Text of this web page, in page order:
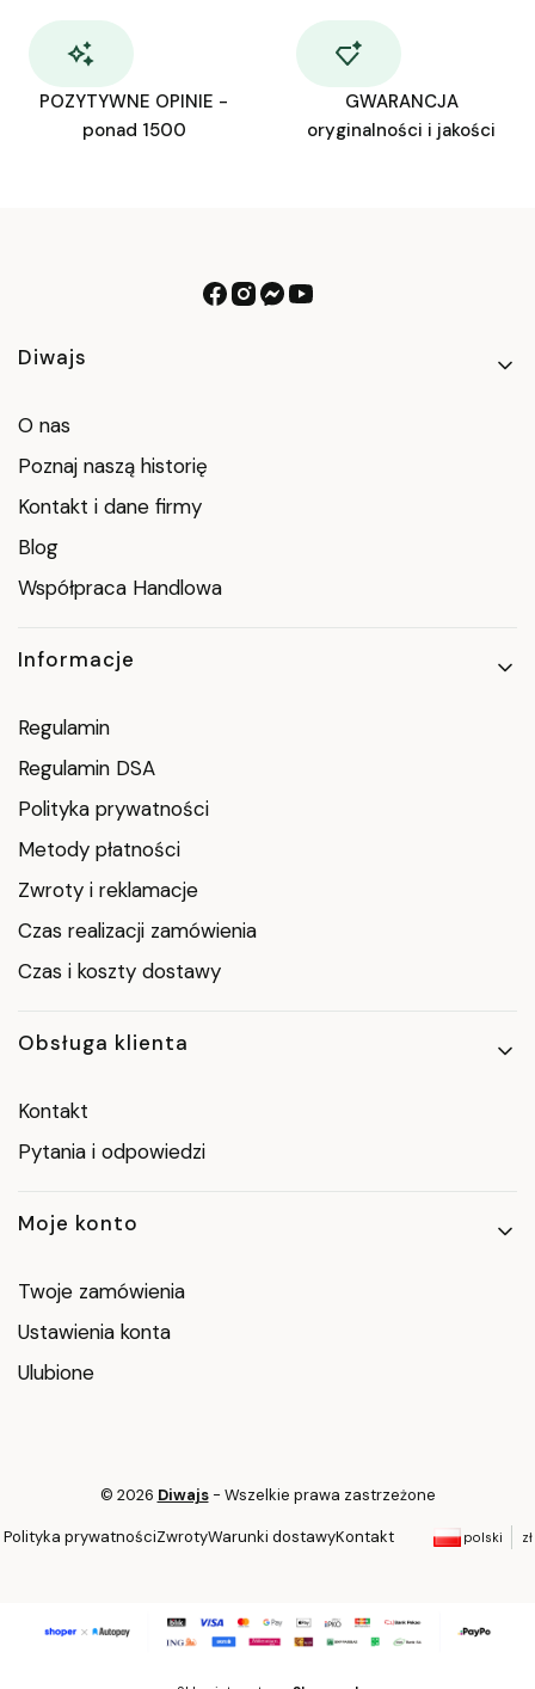
POZYTYWNE OPINIE -
ponad 1500
GWARANCJA
oryginalności i jakości
Linki w stopce
Diwajs
O nas
Poznaj naszą historię
Kontakt i dane firmy
Blog
Współpraca Handlowa
Informacje
Regulamin
Regulamin DSA
Polityka prywatności
Metody płatności
Zwroty i reklamacje
Czas realizacji zamówienia
Czas i koszty dostawy
Obsługa klienta
Kontakt
Pytania i odpowiedzi
Moje konto
Twoje zamówienia
Ustawienia konta
Ulubione
© 2026 Diwajs - Wszelkie prawa zastrzeżone
Polityka prywatnościZwrotyWarunki dostawyKontakt polski zł